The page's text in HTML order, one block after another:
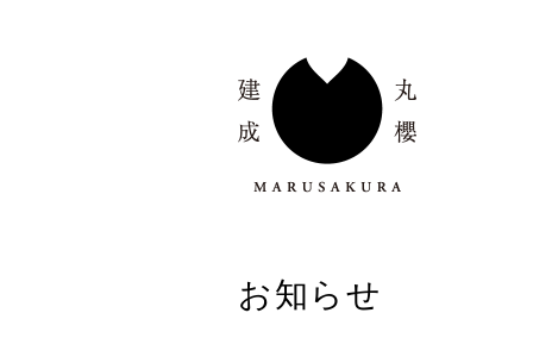
お知らせ